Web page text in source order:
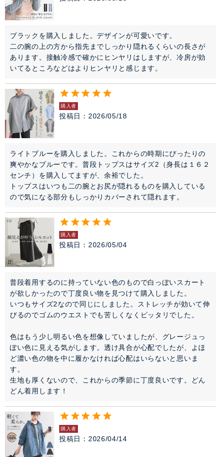
ブラックを購入しました。デザインが可愛いです。
二の腕の上の方から指先までしっかり隠れるくらいの長さが
あります。接触冷感で確かにヒンヤリはしますが、冷房が効
いてるところなどはよりヒンヤリと感じます。
購入者
投稿日 2026/05/18
ライトブルーを購入しました。これからの時期にぴったりの
爽やかなブルーです。普段トップスはサイズ2（身長は１６２
センチ）を購入してますが、余裕でした。
トップスはいつも二の腕とお尻が隠れるものを購入している
購入者
投稿日 2026/05/04
普段着用するのに持っていない色のもので白っぽいスカート
が欲しかったので丁度良い物を見つけて購入しました。
いつもサイズ2なので同じにしました。ストレッチが効いて伸
びるのでゴムのウエストでも苦しくなくピッタリでした。
色はもう少し明るい色を想像していましたが、グレージュっ
ぽい色に見える気がします。透け具合が心配でしたが、よほ
ど濃い色の物を中に履かなければ心配はいらないと思いま
す。
生地も厚くないので、これからの季節に丁度良いです。どん
どん着用します！
購入者
投稿日 2026/04/14